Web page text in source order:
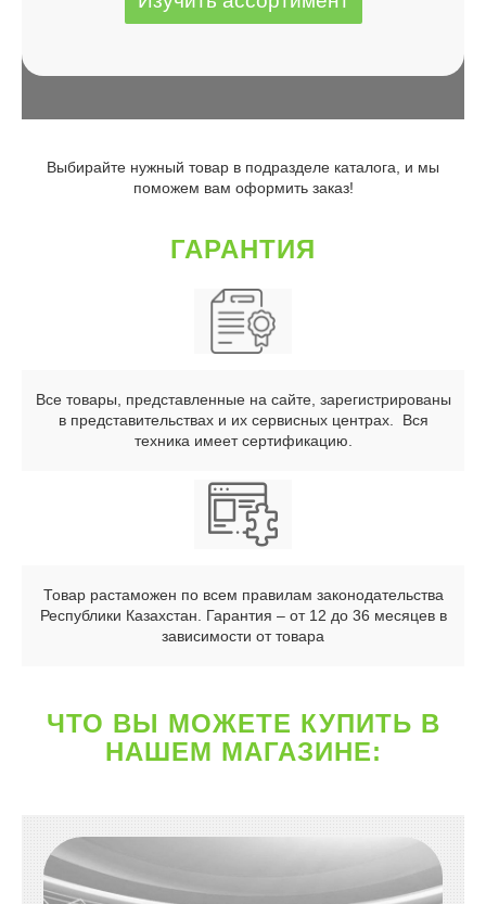
Выбирайте нужный товар в подразделе каталога, и мы
поможем вам оформить заказ!
ГАРАНТИЯ
Все товары, представленные на сайте, зарегистрированы
в представительствах и их сервисных центрах. Вся
техника имеет сертификацию.
Товар растаможен по всем правилам законодательства
Республики Казахстан. Гарантия – от 12 до 36 месяцев в
зависимости от товара
ЧТО ВЫ МОЖЕТЕ КУПИТЬ В
НАШЕМ МАГАЗИНЕ: